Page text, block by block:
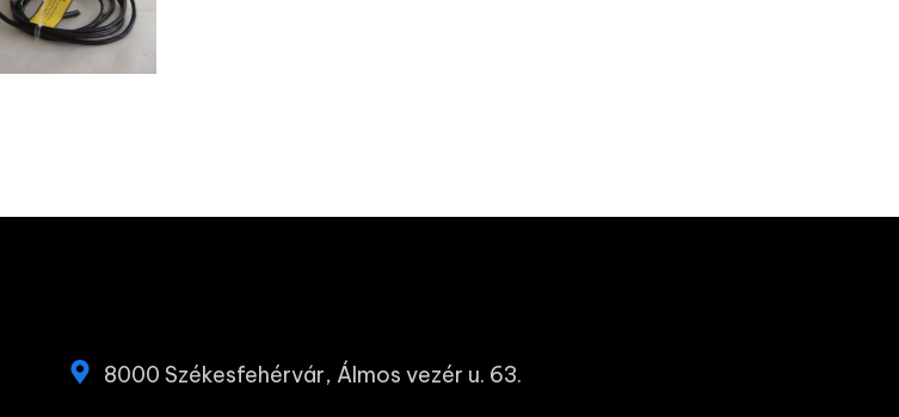
8000 Székesfehérvár, Álmos vezér u. 63.